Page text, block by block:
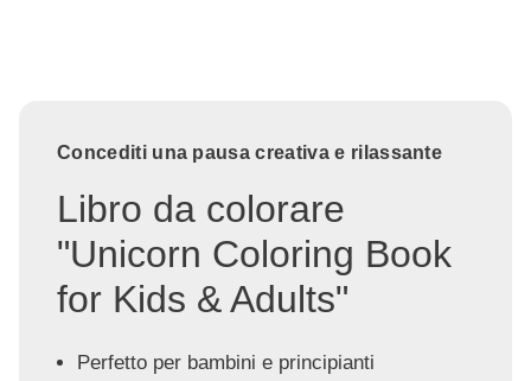
Concediti una pausa creativa e rilassante
Libro da colorare
"Unicorn Coloring Book
for Kids & Adults"
Perfetto per bambini e principianti